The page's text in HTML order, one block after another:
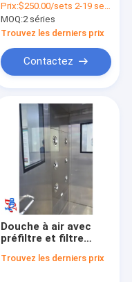
Porte coulissante
étanche au polymère
Prix:$250.00/sets 2-19 sets
MOQ:2 séries
Trouvez les derniers prix
Contactez
Douche à air avec
préfiltre et filtre
50HZ Équipement
Trouvez les derniers prix